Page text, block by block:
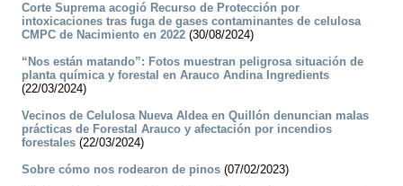
Corte Suprema acogió Recurso de Protección por
intoxicaciones tras fuga de gases contaminantes de celulosa
CMPC de Nacimiento en 2022 (30/08/2024)
“Nos están matando”: Fotos muestran peligrosa situación de
planta química y forestal en Arauco Andina Ingredients
(22/03/2024)
Vecinos de Celulosa Nueva Aldea en Quillón denuncian malas
prácticas de Forestal Arauco y afectación por incendios
forestales (22/03/2024)
Sobre cómo nos rodearon de pinos (07/02/2023)